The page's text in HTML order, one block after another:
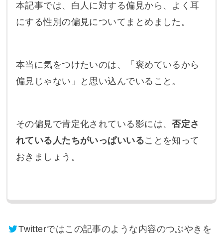
本記事では、白人に対する偏見から、よく耳
にする性別の偏見についてまとめました。
本当に気をつけたいのは、「褒めているから
偏見じゃない」と思い込んでいること。
その偏見で肯定化されている影には、否定さ
れている人たちがいっぱいいることを知って
おきましょう。
Twitterではこの記事のような内容のつぶやきを